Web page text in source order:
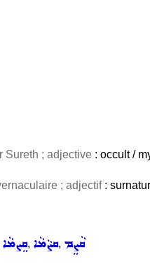
Sureth ; adjective : occult /
; adjectif:
ܩܸܨܡܵܐ, ܩܨܵܡܵܐ, ܩܵܨܸܡ